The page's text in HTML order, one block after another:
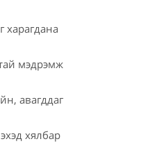
харагдана
мэдрэмж
авагддаг
хялбар